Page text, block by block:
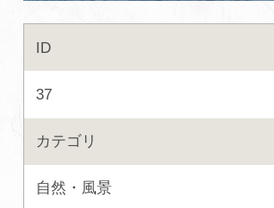
加賀に泊まって！北陸巡り♪
ご当地グルメ
ID
37
カテゴリ
自然・風景